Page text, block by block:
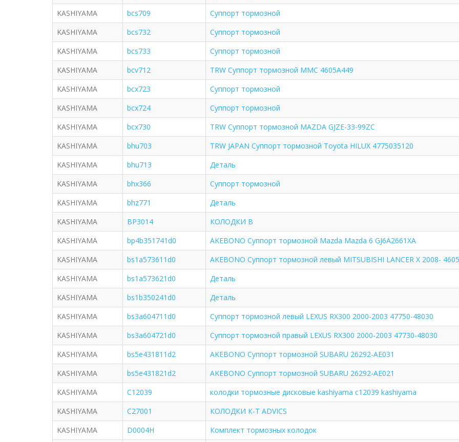
KASHIYAMA
bcs709
Суппорт тормозной
KASHIYAMA
bcs732
Суппорт тормозной
KASHIYAMA
bcs733
Суппорт тормозной
KASHIYAMA
bcv712
TRW Суппорт тормозной MMC 4605A449
KASHIYAMA
bcx723
Суппорт тормозной
KASHIYAMA
bcx724
Суппорт тормозной
KASHIYAMA
bcx730
TRW Суппорт тормозной MAZDA GJZE-33-99ZC
KASHIYAMA
bhu703
TRW JAPAN Суппорт тормозной Toyota HILUX 4775035120
KASHIYAMA
bhu713
Деталь
KASHIYAMA
bhx366
Суппорт тормозной
KASHIYAMA
bhz771
Деталь
KASHIYAMA
BP3014
КОЛОДКИ B
KASHIYAMA
bp4b351741d0
AKEBONO Суппорт тормозной Mazda Mazda 6 GJ6A2661XA
KASHIYAMA
bs1a573611d0
AKEBONO Суппорт тормозной левый MITSUBISHI LANCER X 2008-
KASHIYAMA
bs1a573621d0
Деталь
KASHIYAMA
bs1b350241d0
Деталь
KASHIYAMA
bs3a604711d0
Суппорт тормозной левый LEXUS RX300 2000-2003 47750-48030
KASHIYAMA
bs3a604721d0
Суппорт тормозной правый LEXUS RX300 2000-2003 47730-48030
KASHIYAMA
bs5e431811d2
AKEBONO Суппорт тормозной SUBARU 26292-AE031
KASHIYAMA
bs5e431821d2
AKEBONO Суппорт тормозной SUBARU 26292-AE021
KASHIYAMA
C12039
колодки тормозные дисковые kashiyama c12039 kashiyama
KASHIYAMA
C27001
КОЛОДКИ К-Т ADVICS
KASHIYAMA
D0004H
Комплект тормозных колодок